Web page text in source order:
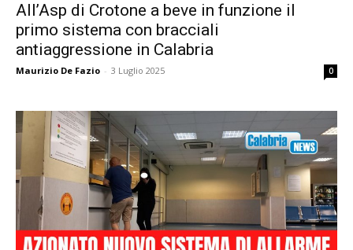
All’Asp di Crotone a beve in funzione il
primo sistema con bracciali
antiaggressione in Calabria
Maurizio De Fazio - 3 Luglio 2025 0